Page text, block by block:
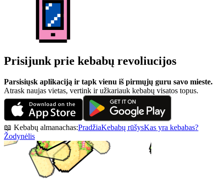
Prisijunk prie kebabų revoliucijos
Parsisiųsk aplikaciją ir tapk vienu iš pirmųjų guru savo mieste.
Atrask naujas vietas, vertink ir užkariauk kebabų visatos topus.
📖 Kebabų almanachas:PradžiaKebabų rūšysKas yra kebabas?
Žodynėlis